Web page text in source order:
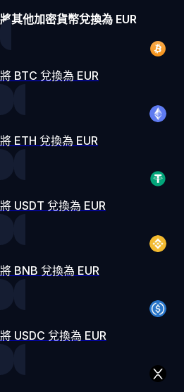
將其他加密貨幣兌換為 EUR
將 BTC 兌換為 EUR
將 ETH 兌換為 EUR
將 USDT 兌換為 EUR
將 BNB 兌換為 EUR
將 USDC 兌換為 EUR